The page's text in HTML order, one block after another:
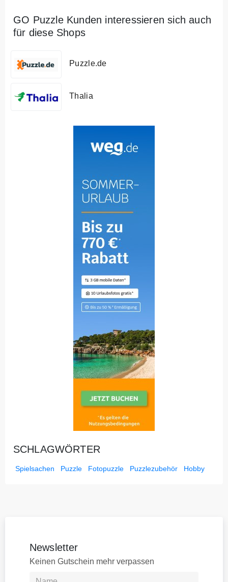
GO Puzzle Kunden interessieren sich auch
für diese Shops
Puzzle.de
Thalia
SCHLAGWÖRTER
Spielsachen Puzzle Fotopuzzle Puzzlezubehör Hobby
Newsletter
Keinen Gutschein mehr verpassen